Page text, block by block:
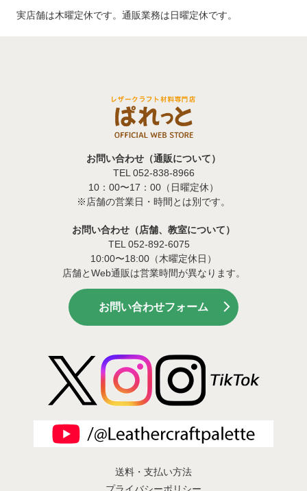
実店舗は木曜定休です。通販業務は日曜定休です。
お問い合わせ（通販について）
TEL 052-838-8966
10：00〜17：00（日曜定休）
※店舗の営業日・時間とは別です。
お問い合わせ（店舗、教室について）
TEL 052-892-6075
10:00〜18:00（木曜定休日）
店舗とWeb通販は営業時間が異なります。
お問い合わせフォーム
送料・支払い方法